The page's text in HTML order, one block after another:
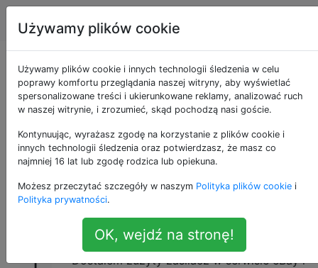
Apple Tagi
Mac Pro 3,1 brak
sygnału do
monitorowania
1
Otrzymałem Mac Pro 3,1 2008 w kawałkach
włączaniem i wyłączaniem kart graficznych,
a następnie zasilanie (PS) zawiodło.
Dostałem zużyty zasilacz w serwisie eBay i
Używamy plików cookie
Używamy plików cookie i innych technologii śledzenia w celu
poprawy komfortu przeglądania naszej witryny, aby wyświetlać
spersonalizowane treści i ukierunkowane reklamy, analizować ruch
w naszej witrynie, i zrozumieć, skąd pochodzą nasi goście.
Kontynuując, wyrażasz zgodę na korzystanie z plików cookie i
innych technologii śledzenia oraz potwierdzasz, że masz co
najmniej 16 lat lub zgodę rodzica lub opiekuna.
Możesz przeczytać szczegóły w naszym Polityka plików cookie i
Polityka prywatności.
OK, wejdź na stronę!